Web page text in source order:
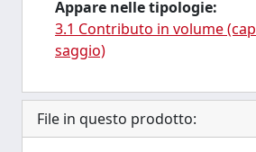
Appare nelle tipologie:
3.1 Contributo in volume
saggio)
File in questo prodotto: